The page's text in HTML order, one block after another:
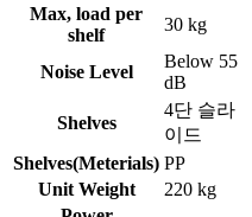
Max, load per
shelf
30 kg
Noise Level
Below 55
dB
Shelves
4단 슬라
이드
Shelves(Meterials) PP
Unit Weight
220 kg